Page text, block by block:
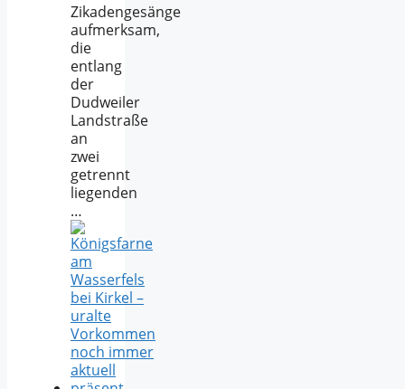
Zikadengesänge
aufmerksam,
die
entlang
der
Dudweiler
Landstraße
an
zwei
getrennt
liegenden
…